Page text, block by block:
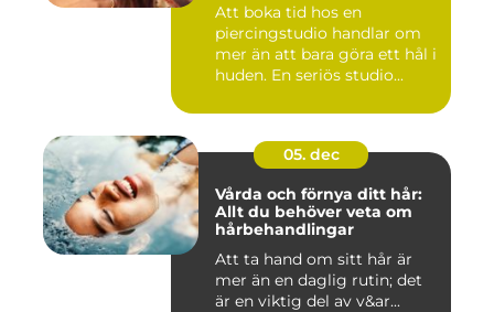
Att boka tid hos en
piercingstudio handlar om
mer än att bara göra ett hål i
huden. En seriös studio...
05. dec
Vårda och förnya ditt hår:
Allt du behöver veta om
hårbehandlingar
Att ta hand om sitt hår är
mer än en daglig rutin; det
är en viktig del av v&ar...